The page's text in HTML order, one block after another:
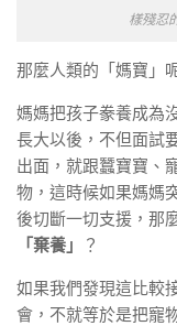
樣殘忍
那麼人類的「媽寶」
媽媽把孩子豢養成為
長大以後，不但面試
出面，就跟蠶寶寶、
物，這時候如果媽媽
後切斷一切支援，那
「棄養」
？
如果我們發現這比較
會，不就等於是把寵